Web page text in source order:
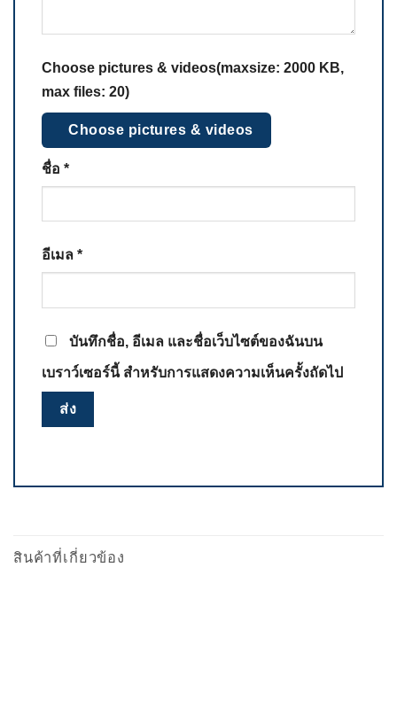
Choose pictures & videos(maxsize: 2000 KB,
max files: 20)
Choose pictures & videos
ชื่อ *
อีเมล *
บันทึกชื่อ, อีเมล และชื่อเว็บไซต์ของฉันบน
เบราว์เซอร์นี้ สำหรับการแสดงความเห็นครั้งถัดไป
สินค้าที่เกี่ยวข้อง